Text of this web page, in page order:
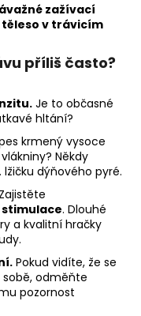
zažívací
v trávicím
příliš často?
Je to občasné
hltání?
krmený vysoce
Někdy
dýňového pyré.
Zajistěte
. Dlouhé
a kvalitní hračky
Pokud vidíte, že se
sobě, odměňte
pozornost